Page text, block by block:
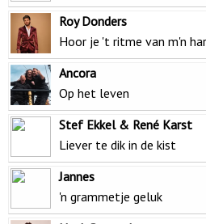
Roy Donders
Hoor je 't ritme van m'n
Ancora
Op het leven
Stef Ekkel & René Karst
Liever te dik in de kist
Jannes
'n grammetje geluk